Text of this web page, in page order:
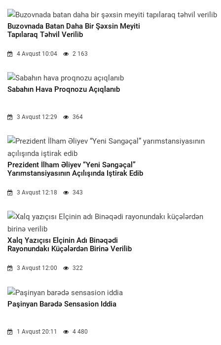
Buzovnada Batan Daha Bir Şəxsin Meyiti
Tapılaraq Təhvil Verilib
4 Avqust 10:04 2 163
Sabahın Hava Proqnozu Açıqlanıb
3 Avqust 12:29 364
Prezident İlham Əliyev “Yeni Səngəçal”
Yarımstansiyasının Açılışında Iştirak Edib
3 Avqust 12:18 343
Xalq Yazıçısı Elçinin Adı Binəqədi
Rayonundakı Küçələrdən Birinə Verilib
3 Avqust 12:00 322
Paşinyan Barədə Sensasion Iddia
1 Avqust 20:11 4 480